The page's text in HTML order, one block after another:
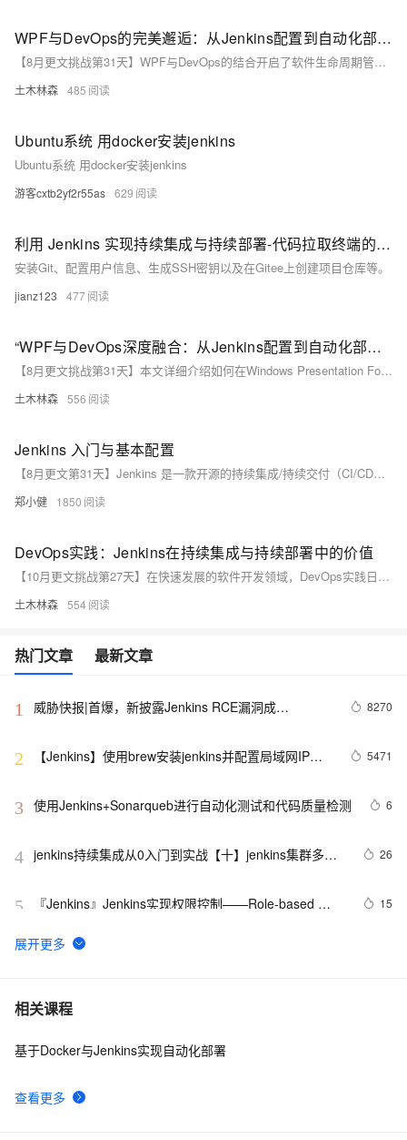
WPF与DevOps的完美邂逅：从Jenkins配置到自动化部署，全流程解析持续集成与持续交付的最佳实践
【8月更文挑战第31天】WPF与DevOps的结合开启了软件生命周期管理的新篇章。通过Jenkins等CI/CD工具，实现从代码提交到自动构建、测试及部署的全流程自动化。本文详细介绍了如何配置Jenkins来管理WPF项目的构建任务，确保每次代码提交都能触发自动化流程，提升开发效率和代码质量。这一方法不仅简化了开发流程，还加强了团队协作，是WPF开发者拥抱DevOps文化的理想指南。
土木林森 485
Ubuntu系统 用docker安装jenkins
Ubuntu系统 用docker安装jenkins
游客cxtb2yf2r55as 629
利用 Jenkins 实现持续集成与持续部署-代码拉取终端的配置
安装Git、配置用户信息、生成SSH密钥以及在Gitee上创建项目仓库等。
jianz123 477
“WPF与DevOps深度融合：从Jenkins配置到自动化部署全流程解析，助你实现持续集成与持续交付的无缝衔接”
【8月更文挑战第31天】本文详细介绍如何在Windows Presentation Foundation（WPF）项目中应用DevOps实践，实现自动化部署与持续集成。通过具体代码示例和步骤指导，介绍选择Jenkins作为CI/CD工具，结合Git进行源码管理，配置构建任务、触发器、环境、构建步骤、测试及部署等环节，显著提升开发效率和代码质量。
土木林森 556
Jenkins 入门与基本配置
【8月更文第31天】Jenkins 是一款开源的持续集成/持续交付（CI/CD）工具，广泛应用于自动化软件的构建、测试和部署流程。对于想要提高开发效率和软件质量的团队而言，Jenkins 提供了一个易于使用的解决方案。本文将详细介绍 Jenkins 的安装过程、初始设置以及如何创建第一个构建任务，帮助初学者快速上手 Jenkins。
郑小健 1850
DevOps实践：Jenkins在持续集成与持续部署中的价值
【10月更文挑战第27天】在快速发展的软件开发领域，DevOps实践日益重要。Jenkins作为一款流行的开源自动化服务器，在持续集成（CI）和持续部署（CD）中扮演关键角色。本文通过案例分析，探讨Jenkins在Java项目中的应用，展示其自动化构建、测试和部署的能力，提高开发效率和软件质量。
土木林森 554
热门文章 最新文章
1
威胁快报|首爆，新披露Jenkins RCE漏洞成
8270
2
【Jenkins】使用brew安装jenkins并配置局域网IP访
5471
3 使用Jenkins+Sonarqueb进行自动化测试和代码质量检测 6
4 jenkins持续集成从0入门到实战【十】jenkins集群多节
26
5
『Jenkins』Jenkins实现权限控制——Role-based
15
6 Helm部署和体验jenkins
7 Jenkins自动构建 CI/CD流水线学习笔记（从入门到入
8 Jenkins Pipeline 流水线方式部署 SpringBoot 项目2
9 【DevOps】（五）Jenkins构建给企业微信推送消息
相关课程
查看更多
基于Docker与Jenkins实现自动化部署